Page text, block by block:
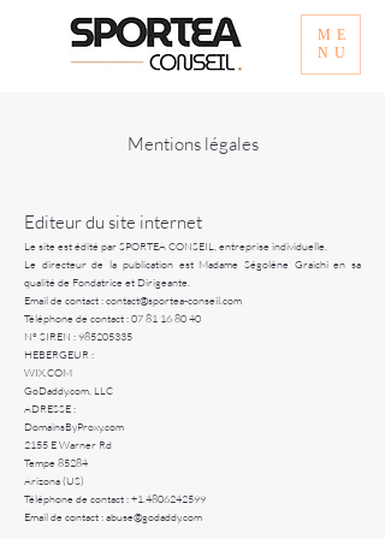
ME
NU
Mentions légales
Editeur du site internet
Le site est édité par SPORTEA CONSEIL, entreprise individuelle.
Le directeur de la publication est Madame Ségolène Graichi en sa
qualité de Fondatrice et Dirigeante.
Email de contact :contact@sportea-conseil.com
Téléphone de contact :07 81 16 80 40
N° SIREN :985205335
HEBERGEUR :
WIX.COM
GoDaddy.com, LLC
ADRESSE :
DomainsByProxy.com
2155 E Warner Rd
Tempe 85284
Arizona (US)
Téléphone de contact :+1.4806242599
Email de contact :abuse@godaddy.com